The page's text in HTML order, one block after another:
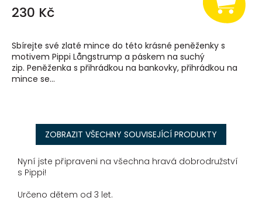
230 Kč
Sbírejte své zlaté mince do této krásné peněženky s
motivem Pippi Långstrump a páskem na suchý
zip. Peněženka s přihrádkou na bankovky, přihrádkou na
mince se...
ZOBRAZIT VŠECHNY SOUVISEJÍCÍ PRODUKTY
Nyní jste připraveni na všechna hravá dobrodružství
s Pippi!
Určeno dětem od 3 let.